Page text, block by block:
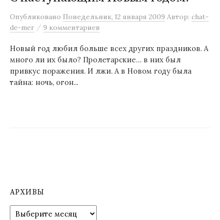
м
у
Опубликовано Понедельник, 12 января 2009 Автор: chat-
de-mer / 9 комментариев
Новый год любил больше всех других праздников. А
много ли их было? Пролетарские… в них был
привкус поражения. И лжи. А в Новом году была
тайна: ночь, огон...
АРХИВЫ